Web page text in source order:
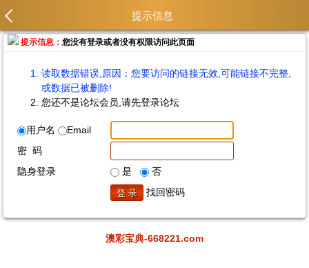
提示信息
提示信息：您没有登录或者没有权限访问此页面
读取数据错误,原因：您要访问的链接无效,可能链接不完整,
或数据已被删除!
您还不是论坛会员,请先登录论坛
用户名
Email
密 码
隐身登录
是
否
找回密码
澳彩宝典-668221.com